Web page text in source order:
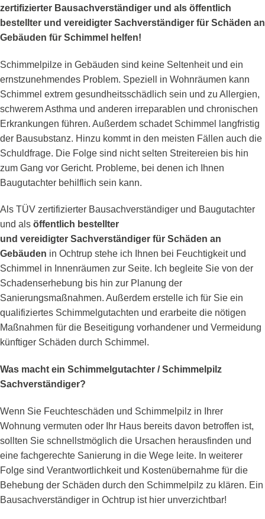
zertifizierter Bausachverständiger und als öffentlich
bestellter und vereidigter Sachverständiger für Schäden an
Gebäuden für Schimmel helfen!
Schimmelpilze in Gebäuden sind keine Seltenheit und ein
ernstzunehmendes Problem. Speziell in Wohnräumen kann
Schimmel extrem gesundheitsschädlich sein und zu Allergien,
schwerem Asthma und anderen irreparablen und chronischen
Erkrankungen führen. Außerdem schadet Schimmel langfristig
der Bausubstanz. Hinzu kommt in den meisten Fällen auch die
Schuldfrage. Die Folge sind nicht selten Streitereien bis hin
zum Gang vor Gericht. Probleme, bei denen ich Ihnen
Baugutachter behilflich sein kann.
Als TÜV zertifizierter Bausachverständiger und Baugutachter
und als öffentlich bestellter
und vereidigter Sachverständiger für Schäden an
Gebäuden in Ochtrup stehe ich Ihnen bei Feuchtigkeit und
Schimmel in Innenräumen zur Seite. Ich begleite Sie von der
Schadenserhebung bis hin zur Planung der
Sanierungsmaßnahmen. Außerdem erstelle ich für Sie ein
qualifiziertes Schimmelgutachten und erarbeite die nötigen
Maßnahmen für die Beseitigung vorhandener und Vermeidung
künftiger Schäden durch Schimmel.
Was macht ein Schimmelgutachter / Schimmelpilz
Sachverständiger?
Wenn Sie Feuchteschäden und Schimmelpilz in Ihrer
Wohnung vermuten oder Ihr Haus bereits davon betroffen ist,
sollten Sie schnellstmöglich die Ursachen herausfinden und
eine fachgerechte Sanierung in die Wege leite. In weiterer
Folge sind Verantwortlichkeit und Kostenübernahme für die
Behebung der Schäden durch den Schimmelpilz zu klären. Ein
Bausachverständiger in Ochtrup ist hier unverzichtbar!